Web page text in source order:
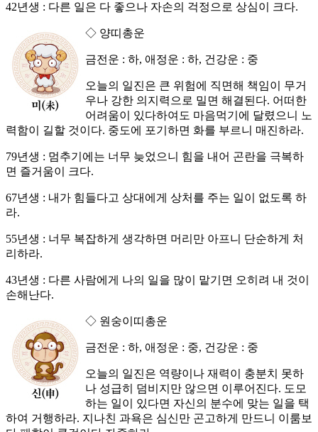
42년생 : 다른 일은 다 좋으나 자손의 걱정으로 상심이 크다.
◇ 양띠총운
금전운 : 하, 애정운 : 하, 건강운 : 중
오늘의 일진은 큰 위험에 직면해 책임이 무거
우나 강한 의지력으로 밀면 해결된다. 어떠한
어려움이 있다하여도 마음먹기에 달렸으니 노
력함이 길할 것이다. 중도에 포기하면 화를 부르니 매진하라.
79년생 : 멈추기에는 너무 늦었으니 힘을 내어 곤란을 극복하
면 즐거움이 크다.
67년생 : 내가 힘들다고 상대에게 상처를 주는 일이 없도록 하
라.
55년생 : 너무 복잡하게 생각하면 머리만 아프니 단순하게 처
리하라.
43년생 : 다른 사람에게 나의 일을 많이 맡기면 오히려 내 것이
손해난다.
◇ 원숭이띠총운
금전운 : 하, 애정운 : 중, 건강운 : 중
오늘의 일진은 역량이나 재력이 충분치 못하
나 성급히 덤비지만 않으면 이루어진다. 도모
하는 일이 있다면 자신의 분수에 맞는 일을 택
하여 거행하라. 지나친 과욕은 심신만 곤고하게 만드니 이룸보